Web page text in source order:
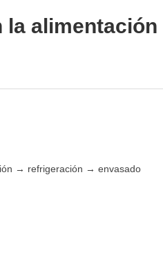
la alimentación
→ refrigeración → envasado